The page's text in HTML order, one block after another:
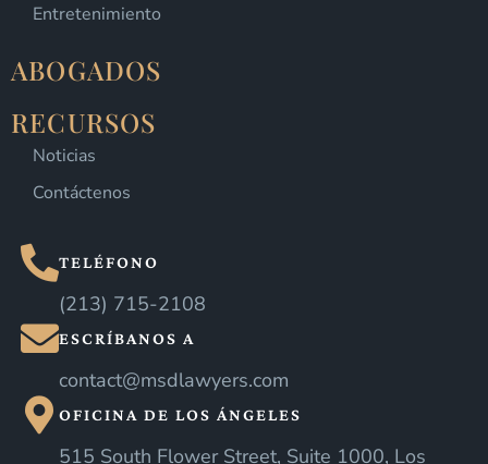
Entretenimiento
ABOGADOS
RECURSOS
Noticias
Contáctenos
TELÉFONO
(213) 715-2108
ESCRÍBANOS A
contact@msdlawyers.com
OFICINA DE LOS ÁNGELES
515 South Flower Street, Suite 1000, Los